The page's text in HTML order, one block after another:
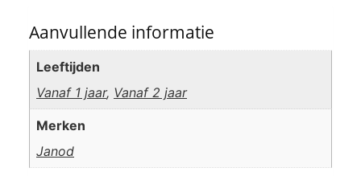
Aanvullende informatie
Leeftijden
Vanaf 1 jaar, Vanaf 2 jaar
Merken
Janod